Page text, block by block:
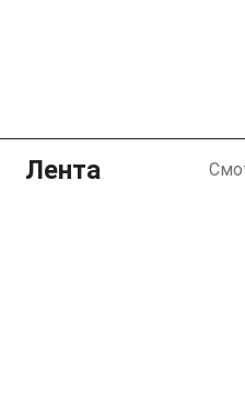
Лента